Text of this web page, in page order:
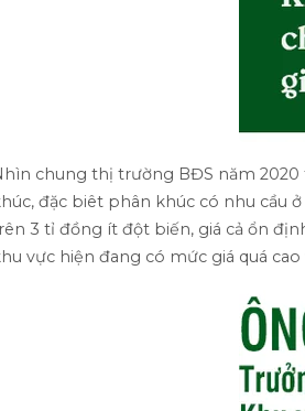
chung thị trường BĐS năm
đặc biêt phân khúc có nhu cầu
3 tỉ đồng ít đột biến, giá cả ổn
vực hiện đang có mức giá quá